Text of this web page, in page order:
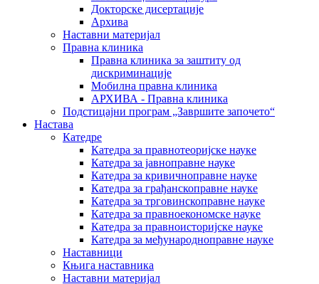
Докторске дисертације
Архива
Наставни материјал
Правна клиника
Правна клиника за заштиту од
дискриминације
Мобилна правна клиника
АРХИВА - Правна клиника
Подстицајни програм „Завршите започето“
Настава
Катедре
Катедра за правнотеоријске науке
Катедра за јавноправне науке
Катедра за кривичноправне науке
Катедра за грађанскоправне науке
Катедра за трговинскоправне науке
Катедра за правноекономске науке
Катедра за правноисторијске науке
Катедра за међународноправне науке
Наставници
Књига наставника
Наставни материјал